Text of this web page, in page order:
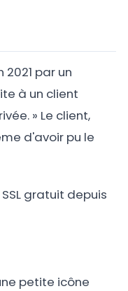
par un
à un client
» Le client,
d'avoir pu le
gratuit depuis
petite icône